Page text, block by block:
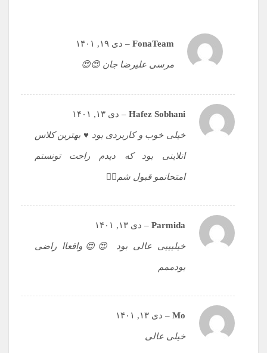
FonaTeam
– دی ۱۹, ۱۴۰۱
مرسی علیرضا جان 😍😍
Hafez Sobhani
– دی ۱۳, ۱۴۰۱
خیلی خوب و کاربردی بود ♥️ بهترین کلاس
انلاینی بود که دیدم راحت تونستم
امتحانمو قبول شم✌🏼
Parmida
– دی ۱۳, ۱۴۰۱
خیلیییی عالی بود 😍😍واقعاا راضی
بودممم
Mo
– دی ۱۳, ۱۴۰۱
خیلی عالی